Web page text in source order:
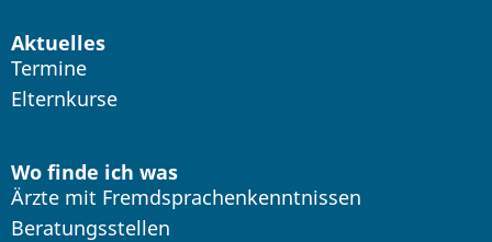
Aktuelles
Termine
Elternkurse
Wo finde ich was
Ärzte mit Fremdsprachenkenntnissen
Beratungsstellen